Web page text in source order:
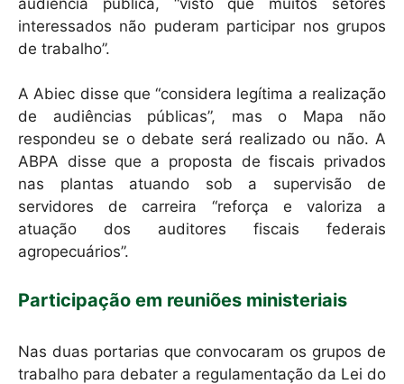
interessados não puderam participar nos grupos
de trabalho”.
A Abiec disse que “considera legítima a realização
de audiências públicas”, mas o Mapa não
respondeu se o debate será realizado ou não. A
ABPA disse que a proposta de fiscais privados
nas plantas atuando sob a supervisão de
servidores de carreira “reforça e valoriza a
atuação dos auditores fiscais federais
agropecuários”.
Participação em reuniões ministeriais
Nas duas portarias que convocaram os grupos de
trabalho para debater a regulamentação da Lei do